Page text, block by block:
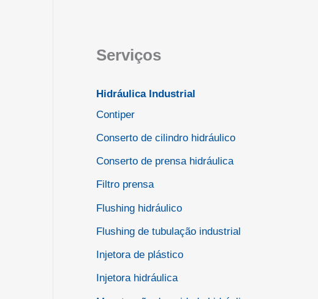
Serviços
Hidráulica Industrial
Contiper
Conserto de cilindro hidráulico
Conserto de prensa hidráulica
Filtro prensa
Flushing hidráulico
Flushing de tubulação industrial
Injetora de plástico
Injetora hidráulica